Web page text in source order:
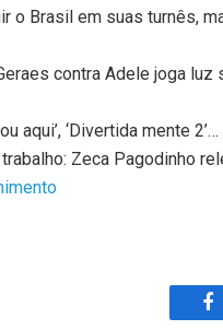
o Brasil em suas turnês,
contra Adele joga
aqui’, ‘Divertida mente
Zeca Pagodinho